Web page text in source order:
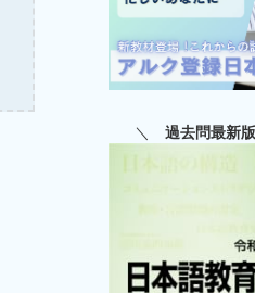
＼ 過去問最新